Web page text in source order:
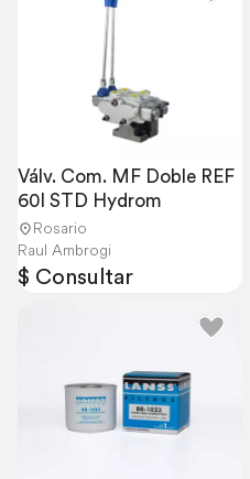
Válv. Com. MF Doble REF
60l STD Hydrom
Rosario
Raul Ambrogi
$ Consultar